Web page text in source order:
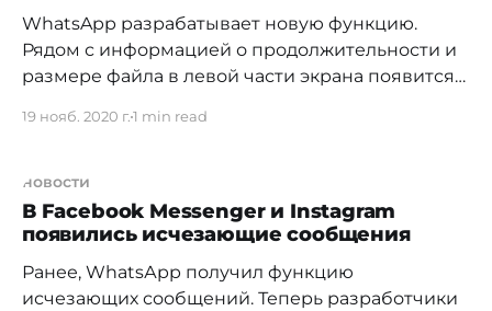
это
WhatsApp разрабатывает новую функцию.
Рядом с информацией о продолжительности и
размере файла в левой части экрана появится
Ожидается, что новая функция станет доступна
до конца года. Также стало известно ещё об
19 нояб. 2020 г.1 min read
новости
В Facebook Messenger и Instagram
появились исчезающие сообщения
Ранее, WhatsАpp получил функцию
исчезающих сообщений. Теперь разработчики